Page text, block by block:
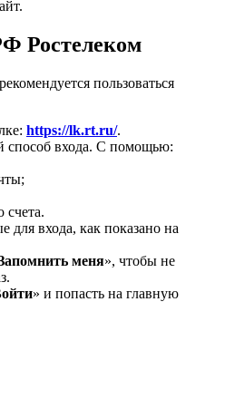
Ростелеком
пользоваться
https://lk.rt.ru/.
способ входа. С помощью:
счета.
для входа, как показано на
меня», чтобы не
» и попасть на главную